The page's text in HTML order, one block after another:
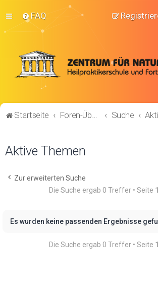
FAQ
Startseite Foren-Übersicht Suche
Aktive Themen
Zur erweiterten Suche
Die Suche ergab 0 Treffer • Seite 1
Es wurden keine passenden Ergebnisse
Die Suche ergab 0 Treffer • Seite 1